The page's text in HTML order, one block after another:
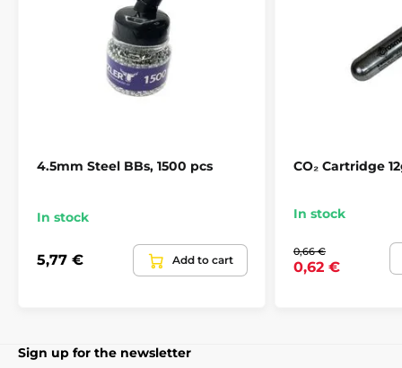
Balení obsahuje:
- CZ-75 P-09 Duty Blow Back FDE
Mounting rail
4.5mm Steel BBs, 1500 pcs
In stock
5,77 € Add to cart
CO₂ Cartridge
In stock
0,66 €
0,62 €
Sign up for the newsletter